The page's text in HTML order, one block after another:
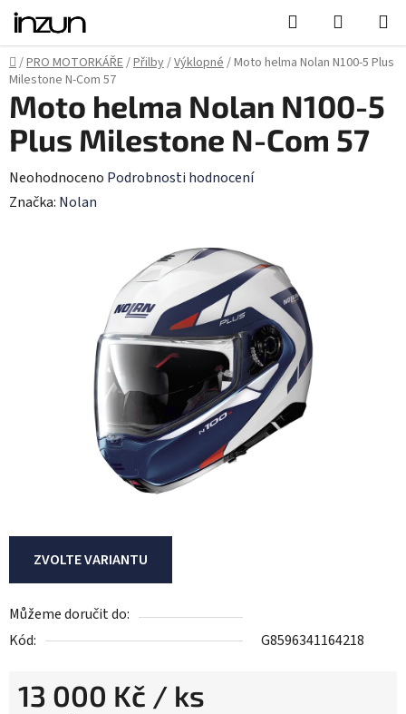
Přejít
obsah
Hledat
KOŠÍK
Domů
/PRO MOTORKÁŘE/Přilby/Výklopné/Moto helma Nolan N100-5 Plus
Milestone N-Com 57
ZVOLTE VARIANTU
Můžeme doručit do:
Kód:
G8596341164218
13 000 Kč / ks
Moto helma Nolan N100-5
Plus Milestone N-Com 57
Průměrné
hodnocení
Neohodnoceno Podrobnosti hodnocení
Značka: Nolan